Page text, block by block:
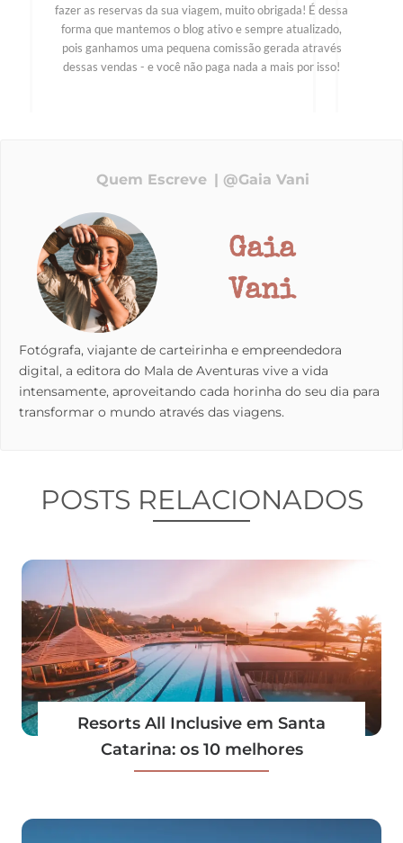
fazer as reservas da sua viagem, muito obrigada! É dessa
forma que mantemos o blog ativo e sempre atualizado,
pois ganhamos uma pequena comissão gerada através
dessas vendas - e você não paga nada a mais por isso!
Quem Escreve @Gaia Vani
Gaia
Vani
Fotógrafa, viajante de carteirinha e empreendedora
digital, a editora do Mala de Aventuras vive a vida
intensamente, aproveitando cada horinha do seu dia para
transformar o mundo através das viagens.
POSTS RELACIONADOS
Resorts All Inclusive em Santa
Catarina: os 10 melhores